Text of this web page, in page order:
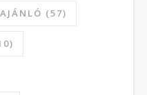
(57)